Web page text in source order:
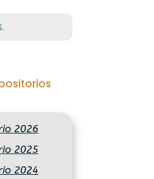
2026
2025
2024